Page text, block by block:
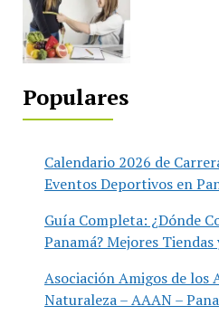
Populares
Calendario 2026 de
Eventos Deportivos en
Guía Completa: ¿Dónde
Panamá? Mejores Tiendas
Asociación Amigos de los
Naturaleza – AAAN –